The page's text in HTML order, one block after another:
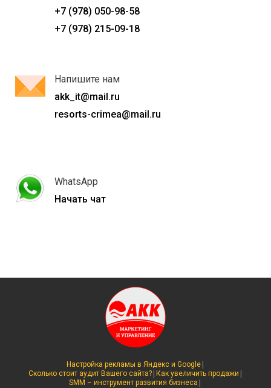
+7 (978) 050-98-58
+7 (978) 215-09-18
Напишите нам
akk_it@mail.ru
resorts-crimea@mail.ru
WhatsApp
Начать чат
Настройка рекламы в Яндекс и Google|
Сколько стоит аудит Вашего сайта?| Как увеличить продажи |
SMM – инструмент развития бизнеса |